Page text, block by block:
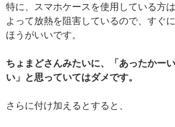
特に、スマホケースを使用している方
よって放熱を阻害しているので、すぐ
ほうがいいです。
ちょまどさんみたいに、「あったかー
い」と思っていてはダメです。
さらに付け加えるとすると、